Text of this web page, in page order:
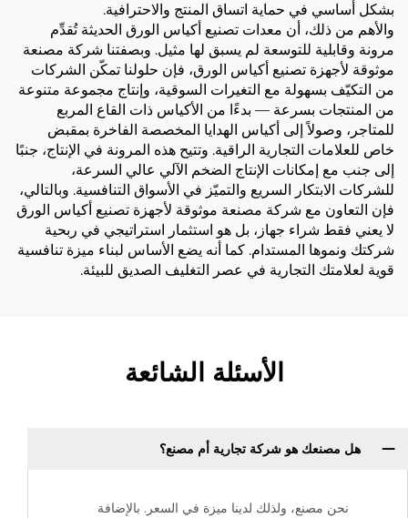
بشكل أساسي في حماية اتساق المنتج والاحترافية.
والأهم من ذلك، أن معدات تصنيع أكياس الورق الحديثة تُقدِّم
مرونة وقابلية للتوسعة لم يسبق لها مثيل. وبصفتنا شركة مصنعة
موثوقة لأجهزة تصنيع أكياس الورق، فإن حلولنا تمكّن الشركات
من التكيّف بسهولة مع التغيرات السوقية، وإنتاج مجموعة متنوعة
من المنتجات بسرعة — بدءًا من الأكياس ذات القاع المربع
للمتاجر، وصولاً إلى أكياس الهدايا المخصصة الفاخرة بمقبض
خاص للعلامات التجارية الراقية. وتتيح هذه المرونة في الإنتاج، جنبًا
إلى جنب مع إمكانات الإنتاج الضخم الآلي عالي السرعة،
للشركات الابتكار السريع والتميّز في الأسواق التنافسية. وبالتالي،
فإن التعاون مع شركة مصنعة موثوقة لأجهزة تصنيع أكياس الورق
لا يعني فقط شراء جهاز، بل هو استثمار استراتيجي في ربحية
شركتك ونموها المستدام. كما أنه يضع الأساس لبناء ميزة تنافسية
قوية لعلامتك التجارية في عصر التغليف الصديق للبيئة.
الأسئلة الشائعة
هل مصنعك هو شركة تجارية أم مصنع؟
نحن مصنع، ولذلك لدينا ميزة في السعر. بالإضافة